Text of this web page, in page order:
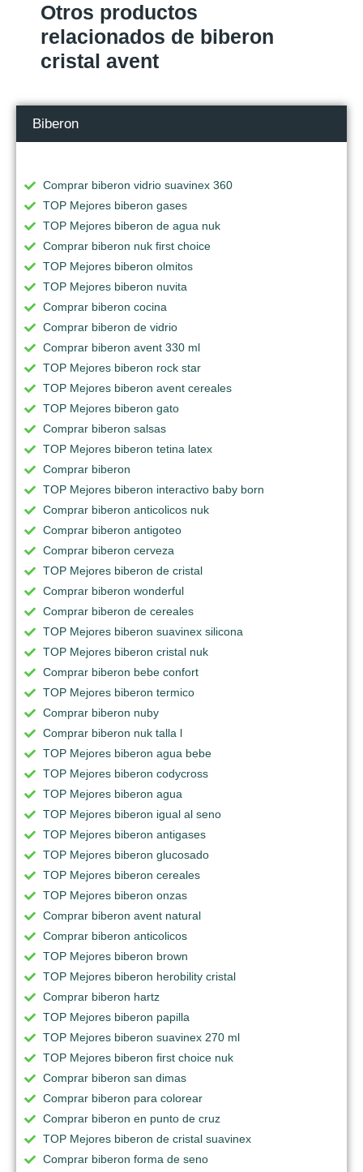
Otros productos
relacionados de biberon
cristal avent
Biberon
Comprar biberon vidrio suavinex 360
TOP Mejores biberon gases
TOP Mejores biberon de agua nuk
Comprar biberon nuk first choice
TOP Mejores biberon olmitos
TOP Mejores biberon nuvita
Comprar biberon cocina
Comprar biberon de vidrio
Comprar biberon avent 330 ml
TOP Mejores biberon rock star
TOP Mejores biberon avent cereales
TOP Mejores biberon gato
Comprar biberon salsas
TOP Mejores biberon tetina latex
Comprar biberon
TOP Mejores biberon interactivo baby born
Comprar biberon anticolicos nuk
Comprar biberon antigoteo
Comprar biberon cerveza
TOP Mejores biberon de cristal
Comprar biberon wonderful
Comprar biberon de cereales
TOP Mejores biberon suavinex silicona
TOP Mejores biberon cristal nuk
Comprar biberon bebe confort
TOP Mejores biberon termico
Comprar biberon nuby
Comprar biberon nuk talla l
TOP Mejores biberon agua bebe
TOP Mejores biberon codycross
TOP Mejores biberon agua
TOP Mejores biberon igual al seno
TOP Mejores biberon antigases
TOP Mejores biberon glucosado
TOP Mejores biberon cereales
TOP Mejores biberon onzas
Comprar biberon avent natural
Comprar biberon anticolicos
TOP Mejores biberon brown
TOP Mejores biberon herobility cristal
Comprar biberon hartz
TOP Mejores biberon papilla
TOP Mejores biberon suavinex 270 ml
TOP Mejores biberon first choice nuk
Comprar biberon san dimas
Comprar biberon para colorear
Comprar biberon en punto de cruz
TOP Mejores biberon de cristal suavinex
Comprar biberon forma de seno